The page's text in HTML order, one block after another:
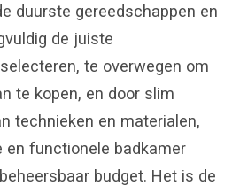
duurste gereedschappen en
de juiste
te overwegen om
te kopen, en door slim
technieken en materialen,
en functionele badkamer
budget. Het is de